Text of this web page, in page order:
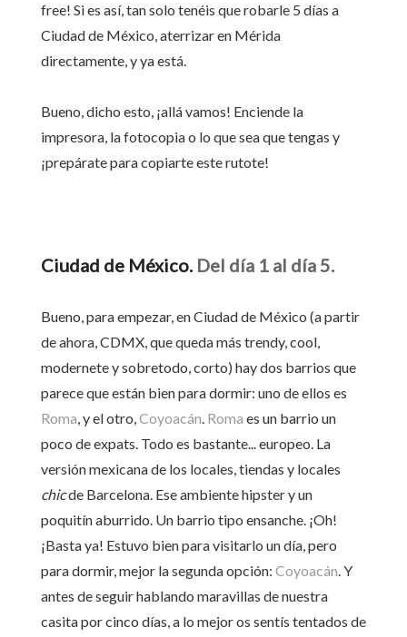
free! Si es así, tan solo tenéis que robarle 5 días a
Ciudad de México, aterrizar en Mérida
directamente, y ya está.
Bueno, dicho esto, ¡allá vamos! Enciende la
impresora, la fotocopia o lo que sea que tengas y
¡prepárate para copiarte este rutote!
Ciudad de México. Del día 1 al día 5.
Bueno, para empezar, en Ciudad de México (a partir
de ahora, CDMX, que queda más trendy, cool,
modernete y sobretodo, corto) hay dos barrios que
parece que están bien para dormir: uno de ellos es
Roma, y el otro,Coyoacán. Roma es un barrio un
poco de expats. Todo es bastante... europeo. La
versión mexicana de los locales, tiendas y locales
chicde Barcelona. Ese ambiente hipster y un
poquitín aburrido. Un barrio tipo ensanche. ¡Oh!
¡Basta ya! Estuvo bien para visitarlo un día, pero
para dormir, mejor la segunda opción: Coyoacán. Y
antes de seguir hablando maravillas de nuestra
casita por cinco días, a lo mejor os sentís tentados de